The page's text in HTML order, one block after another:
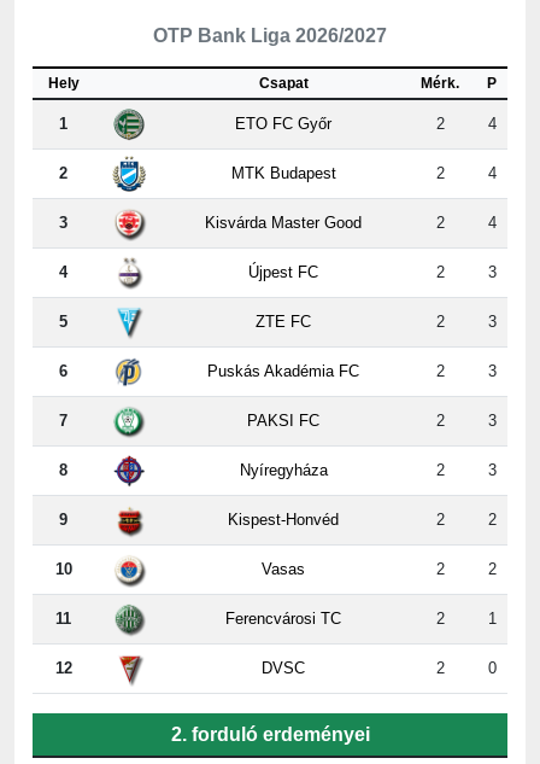
Csapat
1 ETO FC Győr 2 4
2 MTK Budapest 2 4
3 Kisvárda Master Good 2 4
4 Újpest FC 2 3
5 ZTE FC 2 3
6 Puskás Akadémia FC 2 3
7 PAKSI FC 2 3
8 Nyíregyháza 2 3
9 Kispest-Honvéd 2 2
10 Vasas 2 2
11 Ferencvárosi TC 2 1
12 DVSC 2 0
ZTE - Paks